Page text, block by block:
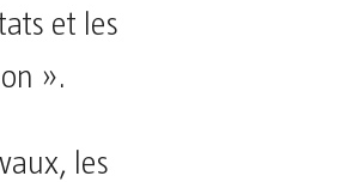
et les
».
les